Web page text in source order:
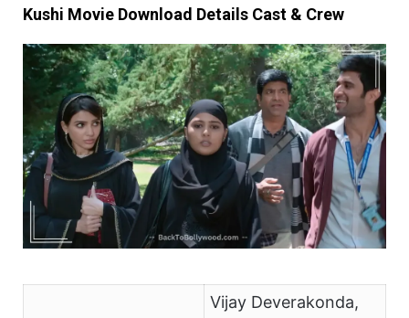
Kushi Movie Download Details Cast & Crew
Vijay Deverakonda,